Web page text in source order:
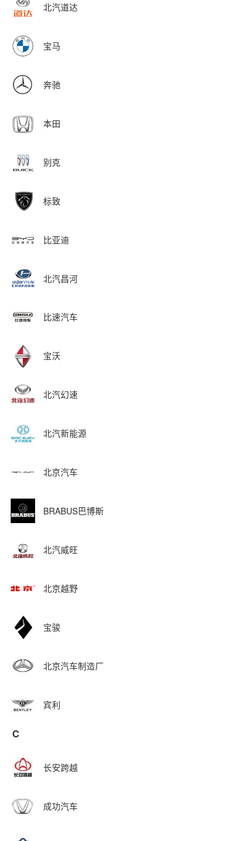
北汽道达
宝马
奔驰
本田
别克
标致
比亚迪
北汽昌河
比速汽车
宝沃
北汽幻速
北汽新能源
北京汽车
BRABUS巴博斯
北汽威旺
北京越野
宝骏
北京汽车制造厂
宾利
C
长安跨越
成功汽车